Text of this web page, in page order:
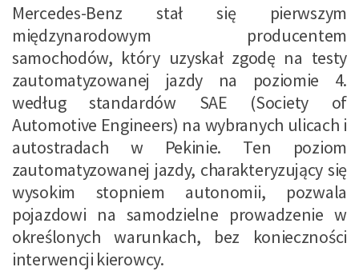
Mercedes-Benz stał się pierwszym
międzynarodowym producentem
samochodów, który uzyskał zgodę na testy
zautomatyzowanej jazdy na poziomie 4.
według standardów SAE (Society of
Automotive Engineers) na wybranych ulicach i
autostradach w Pekinie. Ten poziom
zautomatyzowanej jazdy, charakteryzujący się
wysokim stopniem autonomii, pozwala
pojazdowi na samodzielne prowadzenie w
określonych warunkach, bez konieczności
interwencji kierowcy.